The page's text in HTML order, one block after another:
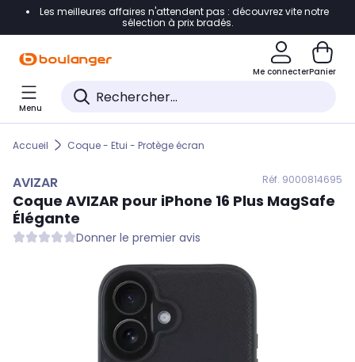
Accéder directement à la navigation
Accéder directement au pied de page
Accéder directement au chatbot
Les meilleures affaires n'attendent pas : découvrez vite notre
sélection à prix bradés.
Me connecterPanier
Menu
Accueil Coque - Etui - Protège écran
AVIZAR Réf. 9000814695
Coque AVIZAR pour iPhone 16 Plus MagSafe
Élégante
Donner le premier avis